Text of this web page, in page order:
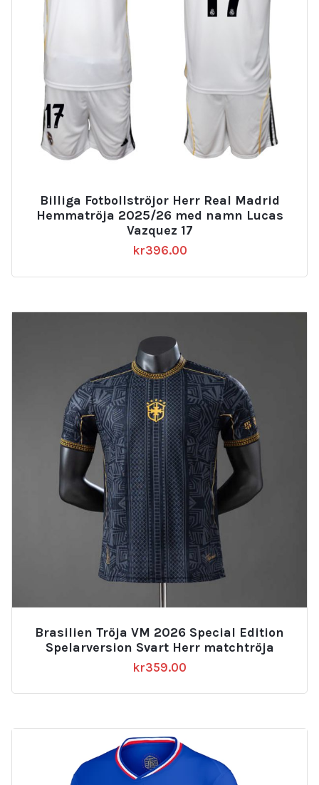
Billiga Fotbollströjor Herr Real Madrid
Hemmatröja 2025/26 med namn Lucas
Vazquez 17
kr396.00
Brasilien Tröja VM 2026 Special Edition
Spelarversion Svart Herr matchtröja
kr359.00